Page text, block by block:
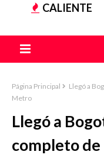
CALIENTE
Página Principal
Llegó a
Metro
Llegó a
completo